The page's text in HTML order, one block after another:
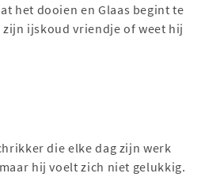
het dooien en Glaas begint te
ijskoud vriendje of weet hij
die elke dag zijn werk
hij voelt zich niet gelukkig.